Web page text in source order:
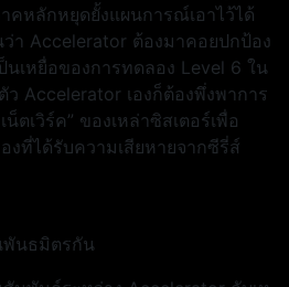
คหลักหยุดยั้งแผนการณ์เอาไว้ได้
า Accelerator ต้องมาคอยปกป้อง
นเหยื่อของการทดลอง Level 6 ใน
Accelerator เองก็ต้องพึ่งพาการ
ตเวิร์ค” ของเหล่าซิสเตอร์เพื่อ
งที่ได้รับความเสียหายจากซีรี่ส์
พันธมิตรกัน